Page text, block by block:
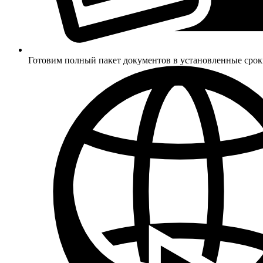
Готовим полный пакет документов в установленные